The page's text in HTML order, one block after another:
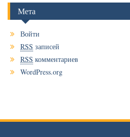
Мета
Войти
RSS записей
RSS комментариев
WordPress.org